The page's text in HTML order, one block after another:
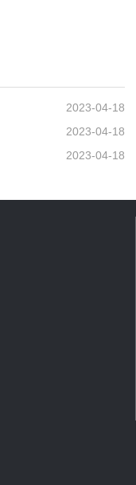
2023-04-18
2023-04-18
2023-04-18